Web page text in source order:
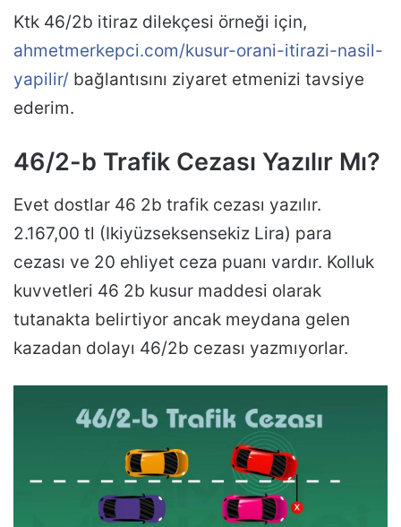
Ktk 46/2b itiraz dilekçesi örneği için,
ahmetmerkepci.com/kusur-orani-itirazi-nasil-
yapilir/ bağlantısını ziyaret etmenizi tavsiye
ederim.
46/2-b Trafik Cezası Yazılır Mı?
Evet dostlar 46 2b trafik cezası yazılır.
2.167,00 tl (Ikiyüzseksensekiz Lira) para
cezası ve 20 ehliyet ceza puanı vardır. Kolluk
kuvvetleri 46 2b kusur maddesi olarak
tutanakta belirtiyor ancak meydana gelen
kazadan dolayı 46/2b cezası yazmıyorlar.